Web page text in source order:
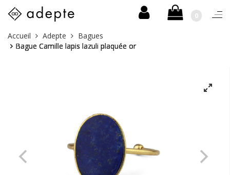
Skip
0
Vous
êtes
Accueil Adepte
Bagues
Bague Camille lapis lazuli plaquée or